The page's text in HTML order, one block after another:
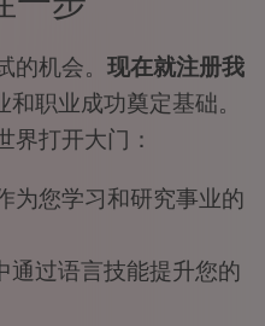
机会。 现在就注册我
职业成功奠定基础。
界打开大门：
为您学习和研究事业的
通过语言技能提升您的